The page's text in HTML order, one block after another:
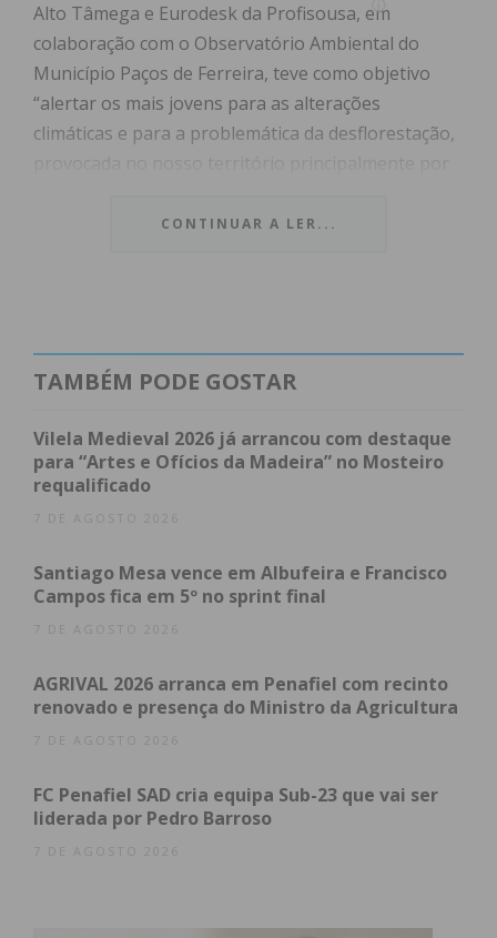
Alto Tâmega e Eurodesk da Profisousa, em
colaboração com o Observatório Ambiental do
Município Paços de Ferreira, teve como objetivo
“alertar os mais jovens para as alterações
climáticas e para a problemática da desflorestação,
da União Europeia, nomeadamente preservar o
com a presença e incentivo da Diretora-geral
presidente da CMPF, Paulo Ferreira, assim como
com um esclarecimento mais especializado por
parte da equipa do Observatório Ambiental”.
envolveu os jovens dos dois estabelecimentos de
ensino em equipas que se dividiram entre a
elas azevinhos, carvalhos e pilriteiros.
Subscreva a newsletter do
Imediato
obtenha de forma regular a informação
CONTINUAR A LER...
TAMBÉM PODE GOSTAR
Vilela Medieval 2026 já arrancou com destaque
para “Artes e Ofícios da Madeira” no Mosteiro
requalificado
7 DE AGOSTO 2026
Santiago Mesa vence em Albufeira e Francisco
Campos fica em 5º no sprint final
7 DE AGOSTO 2026
AGRIVAL 2026 arranca em Penafiel com recinto
renovado e presença do Ministro da Agricultura
7 DE AGOSTO 2026
FC Penafiel SAD cria equipa Sub-23 que vai ser
liderada por Pedro Barroso
7 DE AGOSTO 2026